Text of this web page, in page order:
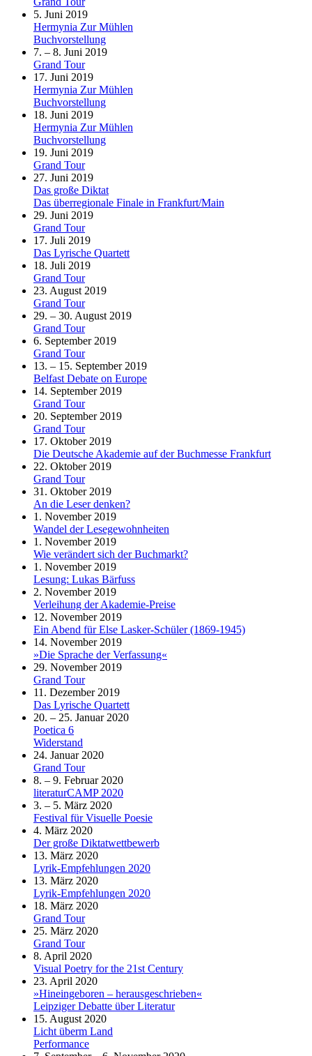
5. Juni 2019
Hermynia Zur Mühlen
Buchvorstellung
7. – 8. Juni 2019
Grand Tour
17. Juni 2019
Hermynia Zur Mühlen
Buchvorstellung
18. Juni 2019
Hermynia Zur Mühlen
Buchvorstellung
19. Juni 2019
Grand Tour
27. Juni 2019
Das große Diktat
Das überregionale Finale in Frankfurt/Main
29. Juni 2019
Grand Tour
17. Juli 2019
Das Lyrische Quartett
18. Juli 2019
Grand Tour
23. August 2019
Grand Tour
29. – 30. August 2019
Grand Tour
6. September 2019
Grand Tour
13. – 15. September 2019
Belfast Debate on Europe
14. September 2019
Grand Tour
20. September 2019
Grand Tour
17. Oktober 2019
Die Deutsche Akademie auf der Buchmesse Frankfurt
22. Oktober 2019
Grand Tour
31. Oktober 2019
An die Leser denken?
1. November 2019
Wandel der Lesegewohnheiten
1. November 2019
Wie verändert sich der Buchmarkt?
1. November 2019
Lesung: Lukas Bärfuss
2. November 2019
Verleihung der Akademie-Preise
12. November 2019
Ein Abend für Else Lasker-Schüler (1869-1945)
14. November 2019
»Die Sprache der Verfassung«
29. November 2019
Grand Tour
11. Dezember 2019
Das Lyrische Quartett
20. – 25. Januar 2020
Poetica 6
Widerstand
24. Januar 2020
Grand Tour
8. – 9. Februar 2020
literaturCAMP 2020
3. – 5. März 2020
Festival für Visuelle Poesie
4. März 2020
Der große Diktatwettbewerb
13. März 2020
Lyrik-Empfehlungen 2020
13. März 2020
Lyrik-Empfehlungen 2020
18. März 2020
Grand Tour
25. März 2020
Grand Tour
8. April 2020
Visual Poetry for the 21st Century
23. April 2020
»Hineingeboren – herausgeschrieben«
Leipziger Debatte über Literatur
15. August 2020
Licht überm Land
Performance